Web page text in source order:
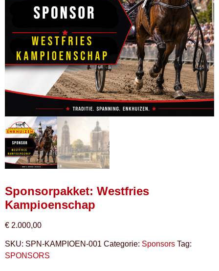
Sponsorpakket: Westfries
Kampioenschap
€ 2.000,00
SKU: SPN-KAMPIOEN-001 Categorie: Sponsors Tag:
SPONSORS